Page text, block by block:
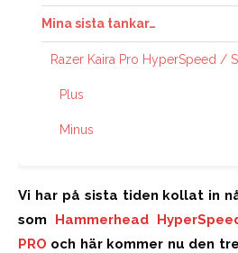
Mina sista tankar…
Razer Kaira Pro HyperSpeed /
Plus
Minus
Vi har på sista tiden kollat in
som Hammerhead
PRO och här kommer nu den